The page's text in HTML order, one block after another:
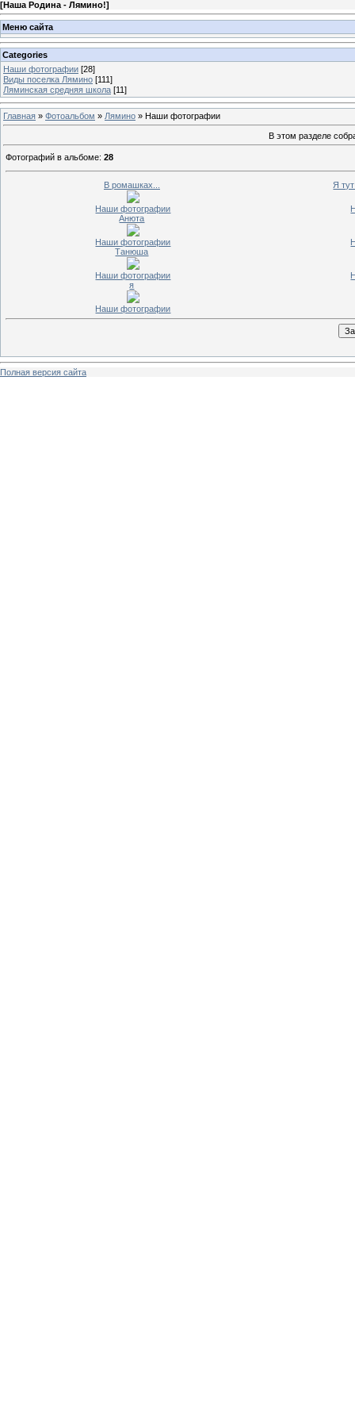
[Наша Родина - Лямино!]
Меню сайта
Categories
Наши фотографии [28]
Виды поселка Лямино [111]
Ляминская средняя школа [11]
Главная » Фотоальбом » Лямино » Наши фотографии
В этом разделе
Фотографий в альбоме: 28
В ромашках...
Наши фотографии
Я
Анюта
Наши фотографии
Танюша
Наши фотографии
я
Наши фотографии
Полная версия сайта